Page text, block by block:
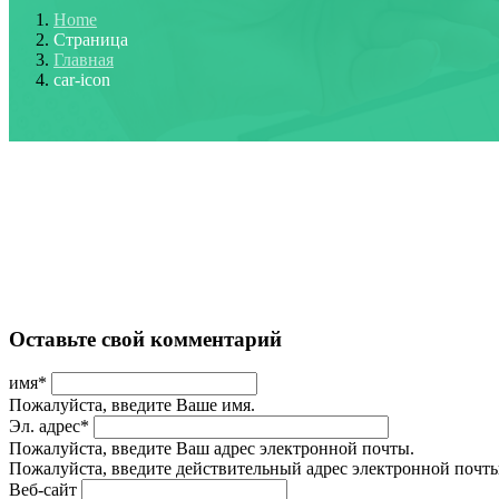
Home
Страница
Главная
car-icon
Оставьте свой комментарий
имя*
Пожалуйста, введите Ваше имя.
Эл. адрес*
Пожалуйста, введите Ваш адрес электронной почты.
Пожалуйста, введите действительный адрес электронной
Веб-сайт